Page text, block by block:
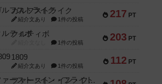
217 PT
ガルフストライク
紹介文あり 1件の投稿
203 PT
クルティボ
1件の投稿
112 PT
1809
紹介文あり 1件の投稿
ファースト・イン・フライト